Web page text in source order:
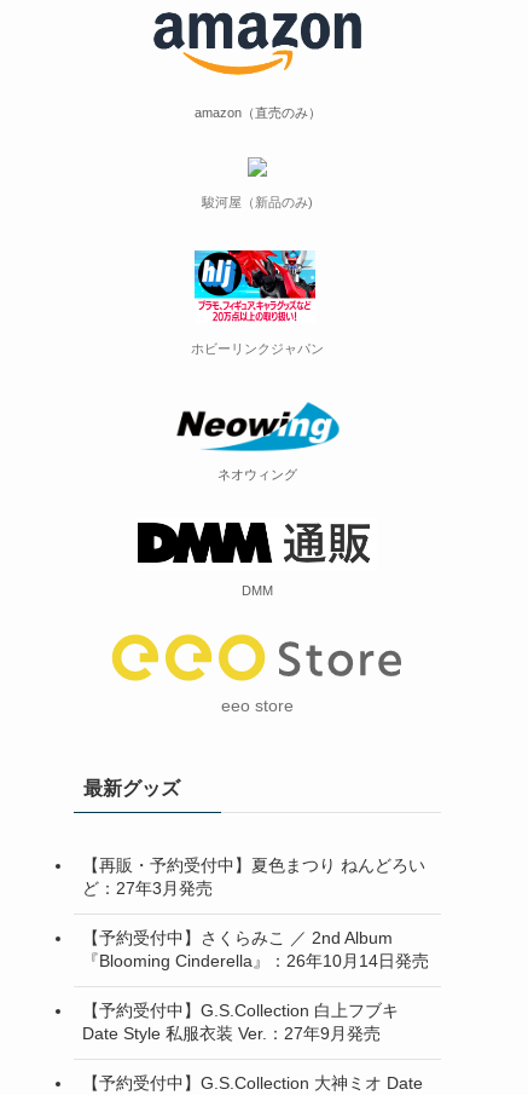
amazon（直売のみ）
駿河屋（新品のみ)
ホビーリンクジャパン
ネオウィング
DMM
eeo store
最新グッズ
【再販・予約受付中】夏色まつり ねんどろい
ど：27年3月発売
【予約受付中】さくらみこ ／ 2nd Album
『Blooming Cinderella』：26年10月14日発売
【予約受付中】G.S.Collection 白上フブキ
Date Style 私服衣装 Ver.：27年9月発売
【予約受付中】G.S.Collection 大神ミオ Date